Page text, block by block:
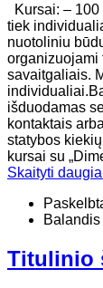
Kursai: –
tiek
nuotoliniu
organizuojami
savaitgaliais.
išduodamas
kontaktais
statybos
kursai su
Skaityti
Titulinio